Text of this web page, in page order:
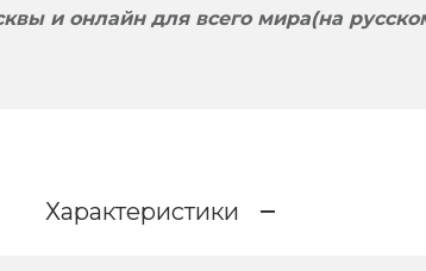
и онлайн для всего мира(на
Характеристики